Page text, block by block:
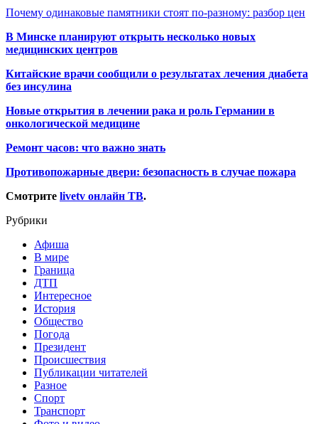
Почему одинаковые памятники стоят по-разному: разбор цен
В Минске планируют открыть несколько новых
медицинских центров
Китайские врачи сообщили о результатах лечения диабета
без инсулина
Новые открытия в лечении рака и роль Германии в
онкологической медицине
Ремонт часов: что важно знать
Противопожарные двери: безопасность в случае пожара
Смотрите livetv онлайн ТВ.
Рубрики
Афиша
В мире
Граница
ДТП
Интересное
История
Общество
Погода
Президент
Происшествия
Публикации читателей
Разное
Спорт
Транспорт